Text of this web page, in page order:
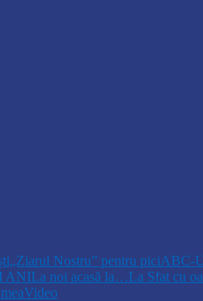
„Ziarul Nostru” pentru piciABC-
ANILa noi acasă la…La Sfat cu
Video